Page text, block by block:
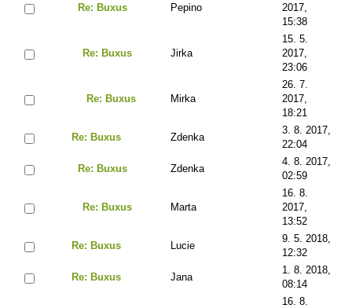
Re: Buxus Pepino
2017,
15:38
Re: Buxus Jirka
15. 5.
2017,
23:06
Re: Buxus Mirka
26. 7.
2017,
18:21
Re: Buxus Zdenka
3. 8. 2017,
22:04
Re: Buxus Zdenka
4. 8. 2017,
02:59
Re: Buxus Marta
16. 8.
2017,
13:52
Re: Buxus Lucie
9. 5. 2018,
12:32
Re: Buxus Jana
1. 8. 2018,
08:14
16. 8.